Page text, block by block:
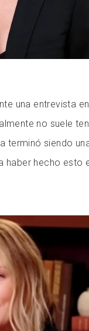
una entrevista
no suele
terminó siendo
haber hecho esto